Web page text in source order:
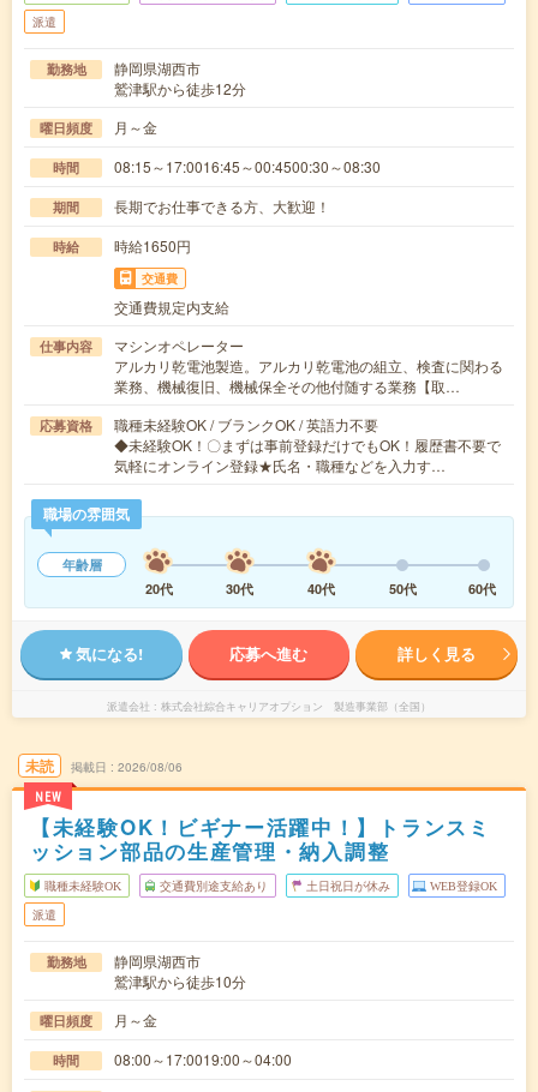
派遣
勤務地
静岡県湖西市
鷲津駅から徒歩12分
曜日頻度 月～金
時間 08:15～17:0016:45～00:4500:30～08:30
期間 長期でお仕事できる方、大歓迎！
時給 時給1650円
交通費
交通費規定内支給
仕事内容
マシンオペレーター
アルカリ乾電池製造。アルカリ乾電池の組立、検査に関わる
業務、機械復旧、機械保全その他付随する業務【取…
応募資格
職種未経験OK / ブランクOK / 英語力不要
◆未経験OK！〇まずは事前登録だけでもOK！履歴書不要で
気軽にオンライン登録★氏名・職種などを入力す…
職場の雰囲気
年齢層
20代
30代 40代 50代 60代
気になる! 応募へ進む 詳しく見る
派遣会社 株式会社綜合キャリアオプション 製造事業部（全国）
未読
NEW
掲載日 2026/08/06
【未経験OK！ビギナー活躍中！】トランスミ
ッション部品の生産管理・納入調整
職種未経験OK 交通費別途支給あり 土日祝日が休み WEB登録OK
派遣
勤務地
静岡県湖西市
鷲津駅から徒歩10分
曜日頻度 月～金
時間 08:00～17:0019:00～04:00